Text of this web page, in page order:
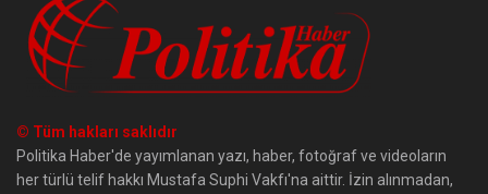
© Tüm hakları saklıdır
Politika Haber'de yayımlanan yazı, haber, fotoğraf ve videoların
her türlü telif hakkı Mustafa Suphi Vakfı'na aittir. İzin alınmadan,